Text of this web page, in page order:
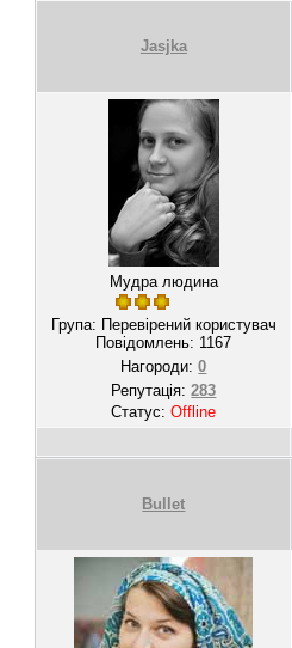
Jasjka
Мудра людина
Група: Перевірений користувач
Повідомлень: 1167
Нагороди:0
Репутація:283
Статус:Offline
Bullet